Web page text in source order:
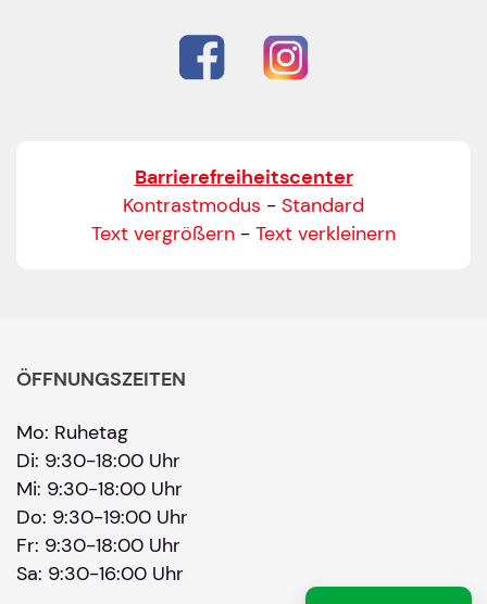
Bitte geben Sie Ihren vollständigen Namen ein.
Bitte geben Sie eine gültige E-Mail-Adresse ein.
Telefon*
Bitte Anliegen wählen
Wählen Sie aus, ob Sie einen Termin
Datum
Sie können ein Datum ab übermorgen
Uhrzeit
Barrierefreiheitscenter
Kontrastmodus - Standard
Text vergrößern - Text verkleinern
ÖFFNUNGSZEITEN
Mo: Ruhetag
Di: 9:30-18:00 Uhr
Mi: 9:30-18:00 Uhr
Do: 9:30-19:00 Uhr
Fr: 9:30-18:00 Uhr
Sa: 9:30-16:00 Uhr